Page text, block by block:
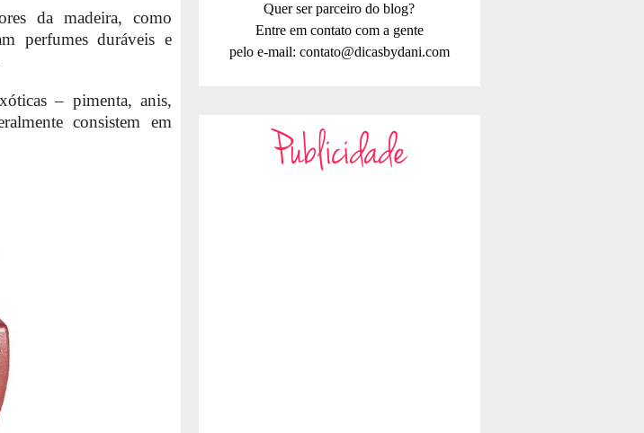
da madeira, como
perfumes duráveis e
– pimenta, anis,
consistem em
Quer ser parceiro do blog?
Entre em contato com a gente
pelo e-mail: contato@dicasbydani.com
Publicidade